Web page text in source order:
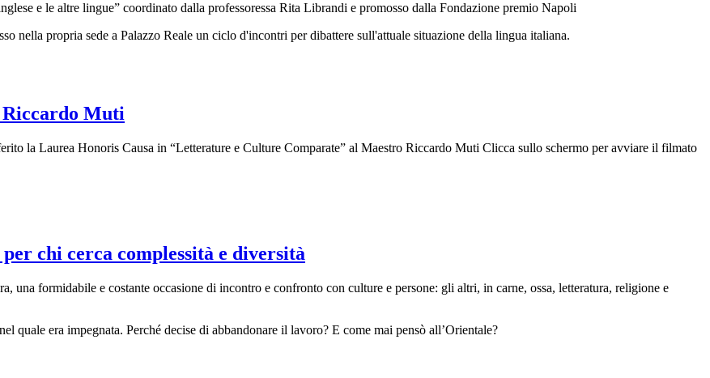
e le altre lingue” coordinato dalla professoressa Rita Librandi e promosso dalla Fondazione premio Napoli
nella propria sede a Palazzo Reale un ciclo d'incontri per dibattere sull'attuale situazione della lingua italiana.
Riccardo Muti
la Laurea Honoris Causa in “Letterature e Culture Comparate” al Maestro Riccardo Muti Clicca sullo schermo per avviare il filmato
chi cerca complessità e diversità
una formidabile e costante occasione di incontro e confronto con culture e persone: gli altri, in carne, ossa, letteratura, religione e
quale era impegnata. Perché decise di abbandonare il lavoro? E come mai pensò all’Orientale?